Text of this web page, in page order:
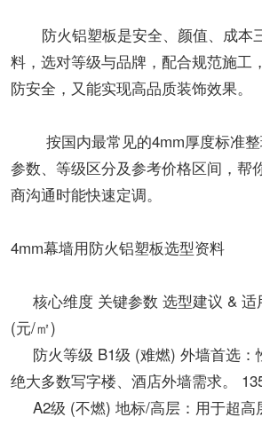
防火铝塑板是安全、颜值、成本
料，选对等级与品牌，配合规范施工
防安全，又能实现高品质装饰效果。
按国内最常见的4mm厚度标准整
参数、等级区分及参考价格区间，帮
商沟通时能快速定调。
4mm幕墙用防火铝塑板选型资料
核心维度 关键参数 选型建议 & 适
(元/㎡)
防火等级 B1级 (难燃) 外墙首选：
绝大多数写字楼、酒店外墙需求。
A2级 (不燃) 地标/高层：用于超高